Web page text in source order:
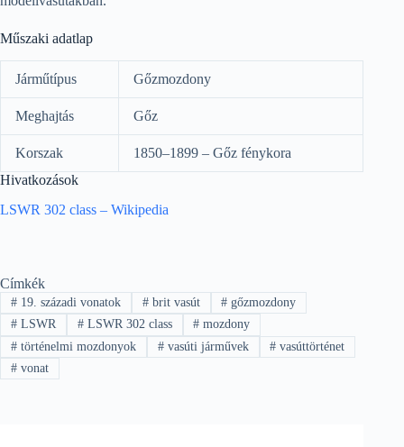
Műszaki adatlap
Járműtípus Gőzmozdony
Meghajtás Gőz
Korszak
1850–1899 – Gőz fénykora
Hivatkozások
LSWR 302 class – Wikipedia
Címkék
#19. századi vonatok #brit vasút # gőzmozdony
#LSWR #LSWR 302 class # mozdony
#történelmi mozdonyok #vasúti járművek # vasúttörténet
#vonat